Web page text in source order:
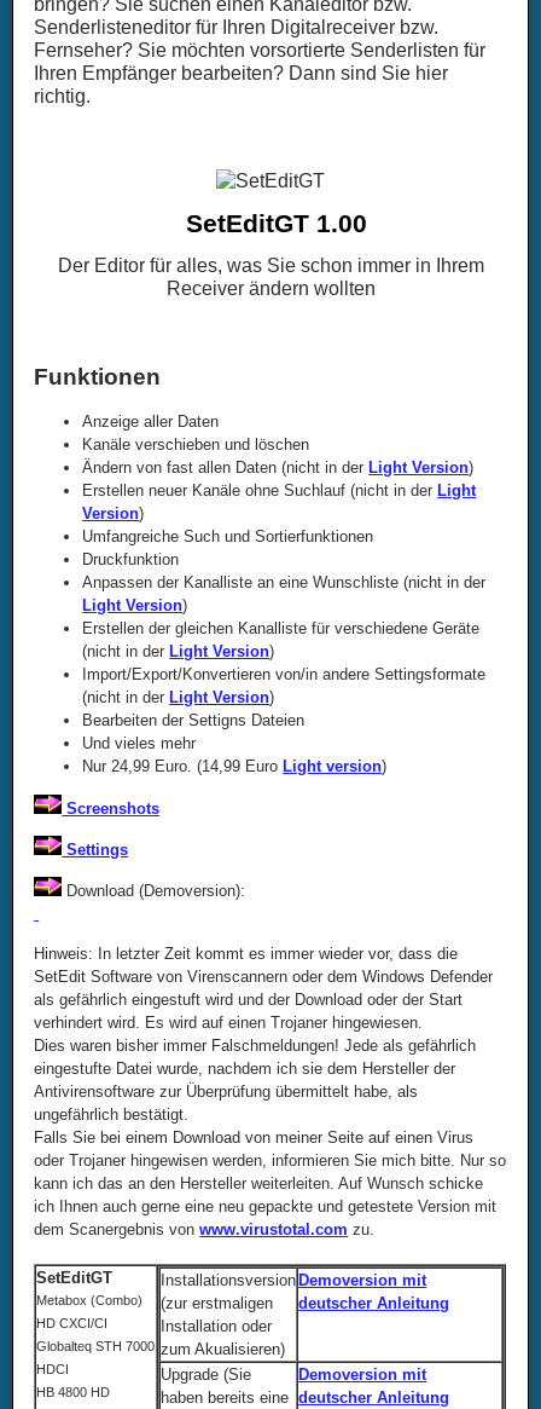
bringen? Sie suchen einen Kanaleditor bzw.
Senderlisteneditor für Ihren Digitalreceiver bzw.
Fernseher? Sie möchten vorsortierte Senderlisten für
Ihren Empfänger bearbeiten? Dann sind Sie hier
richtig.
SetEditGT 1.00
Der Editor für alles, was Sie schon immer in Ihrem
Receiver ändern wollten
Funktionen
Anzeige aller Daten
Kanäle verschieben und löschen
Ändern von fast allen Daten (nicht in der Light Version)
Erstellen neuer Kanäle ohne Suchlauf (nicht in der Light
Version)
Umfangreiche Such und Sortierfunktionen
Druckfunktion
Anpassen der Kanalliste an eine Wunschliste (nicht in der
Light Version)
Erstellen der gleichen Kanalliste für verschiedene Geräte
(nicht in der Light Version)
Import/Export/Konvertieren von/in andere Settingsformate
(nicht in der Light Version)
Bearbeiten der Settigns Dateien
Und vieles mehr
Nur 24,99 Euro. (14,99 Euro Light version)
Screenshots
Settings
Download (Demoversion):
Hinweis: In letzter Zeit kommt es immer wieder vor, dass die
SetEdit Software von Virenscannern oder dem Windows Defender
als gefährlich eingestuft wird und der Download oder der Start
verhindert wird. Es wird auf einen Trojaner hingewiesen.
Dies waren bisher immer Falschmeldungen! Jede als gefährlich
eingestufte Datei wurde, nachdem ich sie dem Hersteller der
Antivirensoftware zur Überprüfung übermittelt habe, als
ungefährlich bestätigt.
Falls Sie bei einem Download von meiner Seite auf einen Virus
oder Trojaner hingewisen werden, informieren Sie mich bitte. Nur so
kann ich das an den Hersteller weiterleiten. Auf Wunsch schicke
ich Ihnen auch gerne eine neu gepackte und getestete Version mit
dem Scanergebnis vonwww.virustotal.com zu.
SetEditGT
Metabox (Combo)
HD CXCI/CI
Globalteq STH 7000
HDCI
HB 4800 HD
Installationsversion
(zur erstmaligen
Installation oder
zum Akualisieren)
Demoversion mit
deutscher Anleitung
Upgrade (Sie
haben bereits eine
Demoversion mit
deutscher Anleitung